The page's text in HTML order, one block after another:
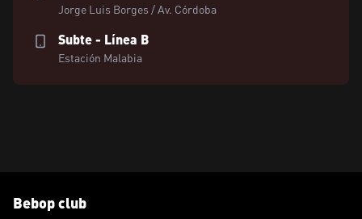
Jorge Luis Borges / Av. Córdoba
Subte - Línea B
Estación Malabia
Bebop club